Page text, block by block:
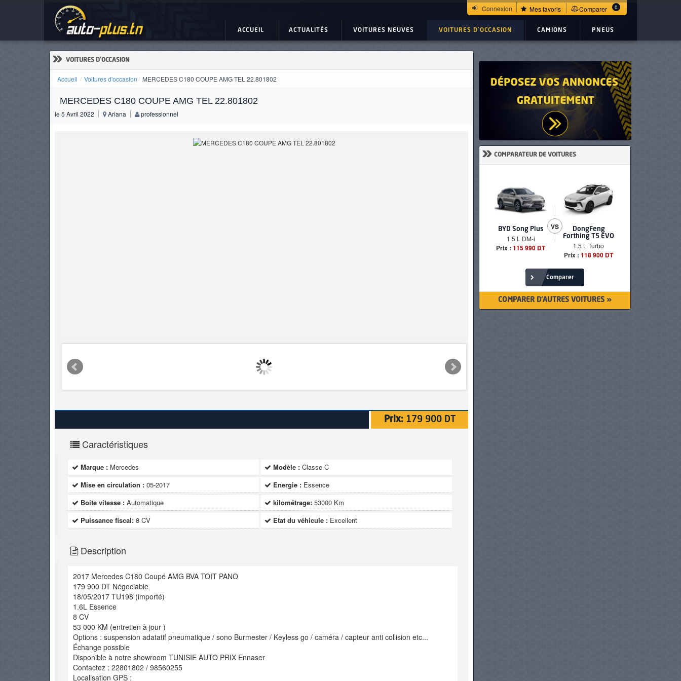
Connexion Mes favoris Comparer 0
ACCUEIL ACTUALITÉS VOITURES NEUVES VOITURES D'OCCASION CAMIONS PNEUS
» VOITURES D'OCCASION
Accueil Voitures d'occasion MERCEDES C180 COUPE AMG TEL 22.801802
MERCEDES C180 COUPE AMG TEL 22.801802
le 5 Avril 2022 Ariana professionnel
Prix: 179 900 DT
Caractéristiques
Marque : Mercedes Modèle : Classe C
Mise en circulation : 05-2017 Energie : Essence
Boite vitesse : Automatique kilométrage: 53000 Km
Puissance fiscal: 8 CV Etat du véhicule : Excellent
Description
2017 Mercedes C180 Coupé AMG BVA TOIT PANO
179 900 DT Négociable
18/05/2017 TU198 (importé)
1.6L Essence
8 CV
53 000 KM (entretien à jour )
Options : suspension adatatif pneumatique / sono Burmester / Keyless go / caméra / capteur anti collision etc...
Échange possible
Disponible à notre showroom TUNISIE AUTO PRIX Ennaser
Contactez : 22801802 / 98560255
Localisation GPS :
» COMPARATEUR DE VOITURES
BYD Song Plus
1.5 L DM-i
Prix : 115 990 DT
VS
DongFeng
Forthing T5 EVO
1.5 L Turbo
Prix : 118 900 DT
Comparer
COMPARER D'AUTRES VOITURES »
ACTUALITÉS